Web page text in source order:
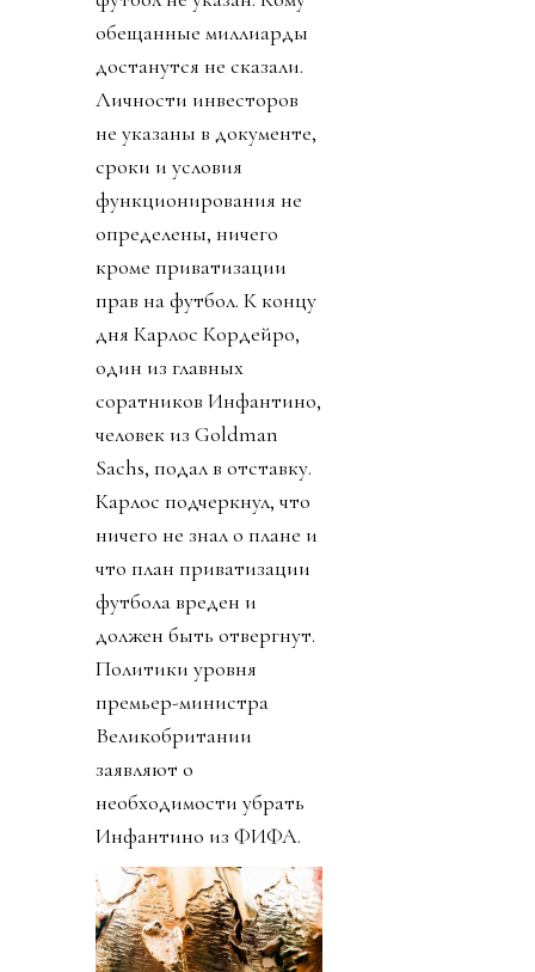
обещанные миллиарды
достанутся не сказали.
Личности инвесторов
не указаны в документе,
сроки и условия
функционирования не
определены, ничего
кроме приватизации
прав на футбол. К концу
дня Карлос Кордейро,
один из главных
соратников Инфантино,
человек из Goldman
Sachs, подал в отставку.
Карлос подчеркнул, что
ничего не знал о плане и
что план приватизации
футбола вреден и
должен быть отвергнут.
Политики уровня
премьер-министра
Великобритании
заявляют о
необходимости убрать
Инфантино из ФИФА.